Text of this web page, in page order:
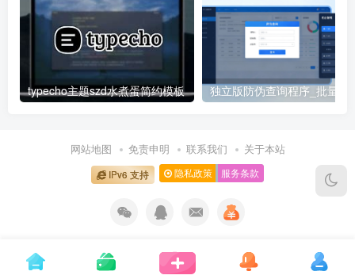
typecho主题szd水煮蛋简约模板
网站地图 免责申明 联系我们 关于本站
IPv6 支持 隐私政策 服务条款